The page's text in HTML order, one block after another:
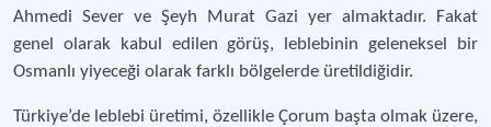
Ahmedi Sever ve Şeyh Murat Gazi yer almaktadır. Fakat
genel olarak kabul edilen görüş, leblebinin geleneksel bir
Osmanlı yiyeceği olarak farklı bölgelerde üretildiğidir.
Türkiye’de leblebi üretimi, özellikle Çorum başta olmak üzere,